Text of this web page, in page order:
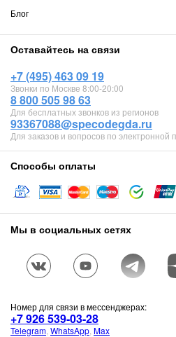
Блог
Оставайтесь на связи
+7 (495) 463 09 19
Звонки по Москве 8:00-20:00
8 800 505 98 63
Для бесплатных звонков из регионов
93367088@specodegda.ru
Для заказов и вопросов по электронной
Способы оплаты
Мы в социальных сетях
Номер для связи в мессенджерах:
+7 926 539-03-28
Telegram WhatsApp Max